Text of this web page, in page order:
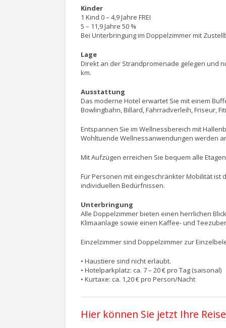
Kinder
1 Kind 0 – 4,9 Jahre FREI
5 – 11,9 Jahre 50 %
Bei Unterbringung im Doppelzimmer mit
Lage
Direkt an der Strandpromenade gelegen und
km.
Ausstattung
Das moderne Hotel erwartet Sie mit einem
Bowlingbahn, Billard, Fahrradverleih, Friseur,
Entspannen Sie im Wellnessbereich mit
Wohltuende Wellnessanwendungen werden
Mit Aufzügen erreichen Sie bequem alle
Für Personen mit eingeschränkter Mobilität ist
individuellen Bedürfnissen.
Unterbringung
Alle Doppelzimmer bieten einen herrlichen
Klimaanlage sowie einen Kaffee- und
Einzelzimmer sind Doppelzimmer zur
• Haustiere sind nicht erlaubt.
• Hotelparkplatz: ca. 7 – 20 € pro Tag (saisonal)
• Kurtaxe: ca. 1,20 € pro Person/Nacht
Hier können Sie jetzt Ihre